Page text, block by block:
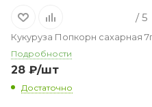
/ 5
Кукуруза Попкорн сахарная
Подробности
28 ₽/шт
Достаточно